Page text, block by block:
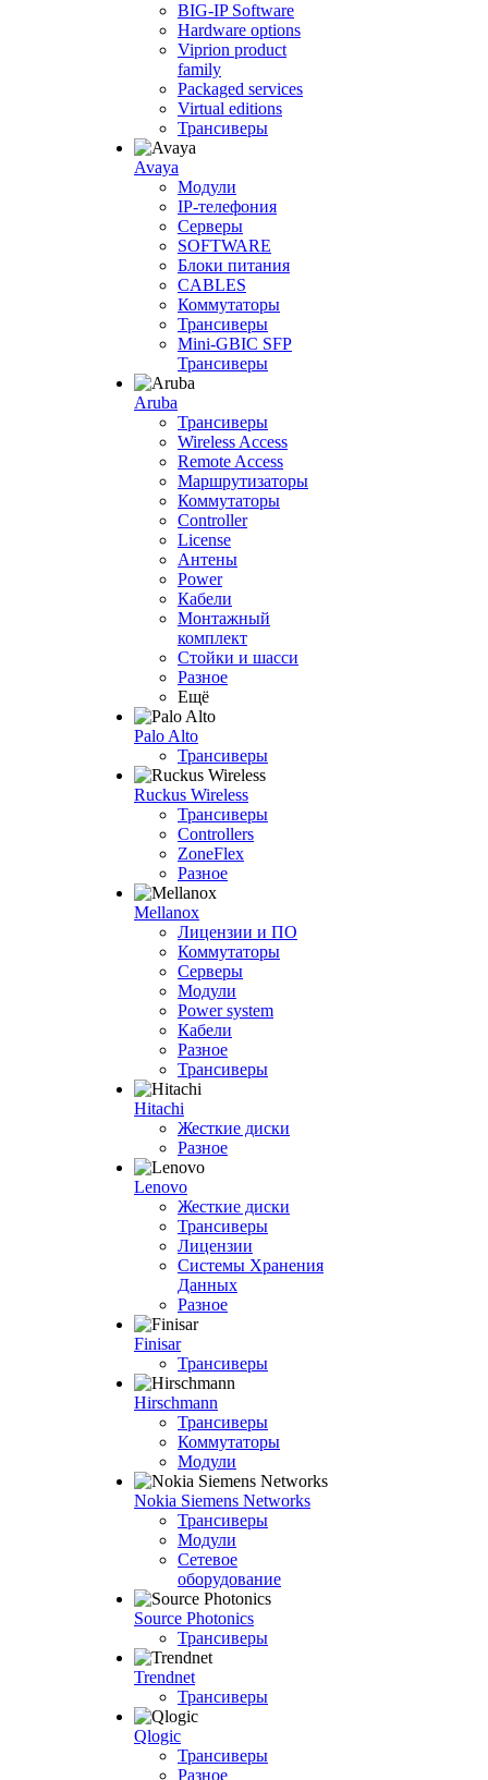
BIG-IP Software
Hardware options
Viprion product
family
Packaged services
Virtual editions
Трансиверы
Avaya
Модули
IP-телефония
Серверы
SOFTWARE
Блоки питания
CABLES
Коммутаторы
Трансиверы
Mini-GBIC SFP
Трансиверы
Aruba
Трансиверы
Wireless Access
Remote Access
Маршрутизаторы
Коммутаторы
Controller
License
Антены
Power
Кабели
Монтажный
комплект
Стойки и шасси
Разное
Ещё
Palo Alto
Трансиверы
Ruckus Wireless
Трансиверы
Controllers
ZoneFlex
Разное
Mellanox
Лицензии и ПО
Коммутаторы
Серверы
Модули
Power system
Кабели
Разное
Трансиверы
Hitachi
Жесткие диски
Разное
Lenovo
Жесткие диски
Трансиверы
Лицензии
Системы Хранения
Данных
Разное
Finisar
Трансиверы
Hirschmann
Трансиверы
Коммутаторы
Модули
Nokia Siemens Networks
Трансиверы
Модули
Сетевое
оборудование
Source Photonics
Трансиверы
Trendnet
Трансиверы
Qlogic
Трансиверы
Разное